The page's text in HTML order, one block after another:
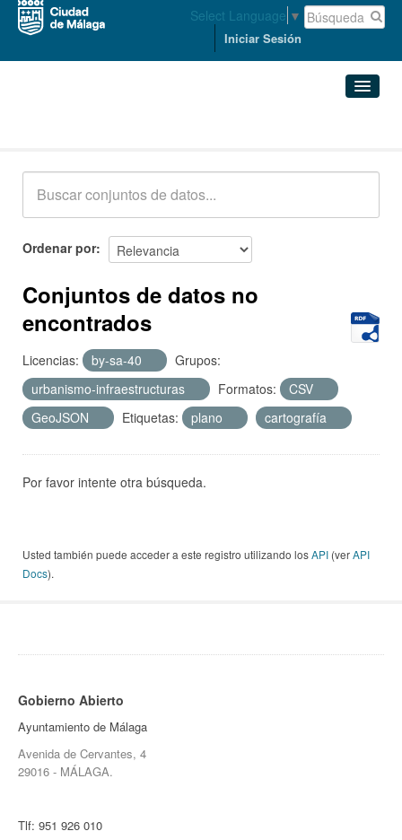
Select Language ▼
Iniciar Sesión
Acerca de
Ordenar por
Conjuntos de datos no
encontrados
Licencias: by-sa-40
Grupos:
urbanismo-infraestructuras
Formatos:
CSV
GeoJSON
Etiquetas: plano cartografía
Por favor intente otra búsqueda.
Usted también puede acceder a este registro utilizando losAPI (verAPI
Docs).
Gobierno Abierto
Ayuntamiento de Málaga
Avenida de Cervantes, 4
29016 - MÁLAGA.
Tlf: 951 926 010